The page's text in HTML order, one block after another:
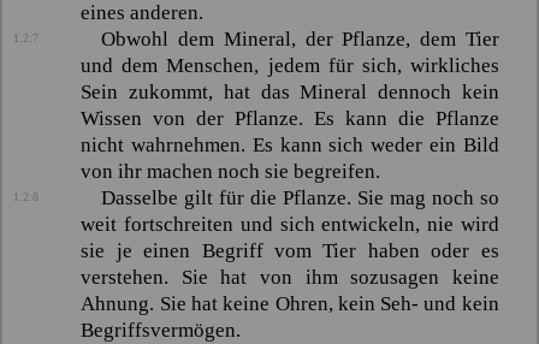
eines anderen.
1.2:7
Obwohl dem Mineral, der Pflanze, dem Tier
und dem Menschen, jedem für sich, wirkliches
Sein zukommt, hat das Mineral dennoch kein
Wissen von der Pflanze. Es kann die Pflanze
nicht wahrnehmen. Es kann sich weder ein Bild
von ihr machen noch sie begreifen.
1.2:8
Dasselbe gilt für die Pflanze. Sie mag noch so
weit fortschreiten und sich entwickeln, nie wird
sie je einen Begriff vom Tier haben oder es
verstehen. Sie hat von ihm sozusagen keine
Ahnung. Sie hat keine Ohren, kein Seh- und kein
Begriffsvermögen.